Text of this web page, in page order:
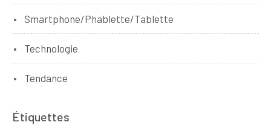
Smartphone/Phablette/Tablette
Technologie
Tendance
Étiquettes